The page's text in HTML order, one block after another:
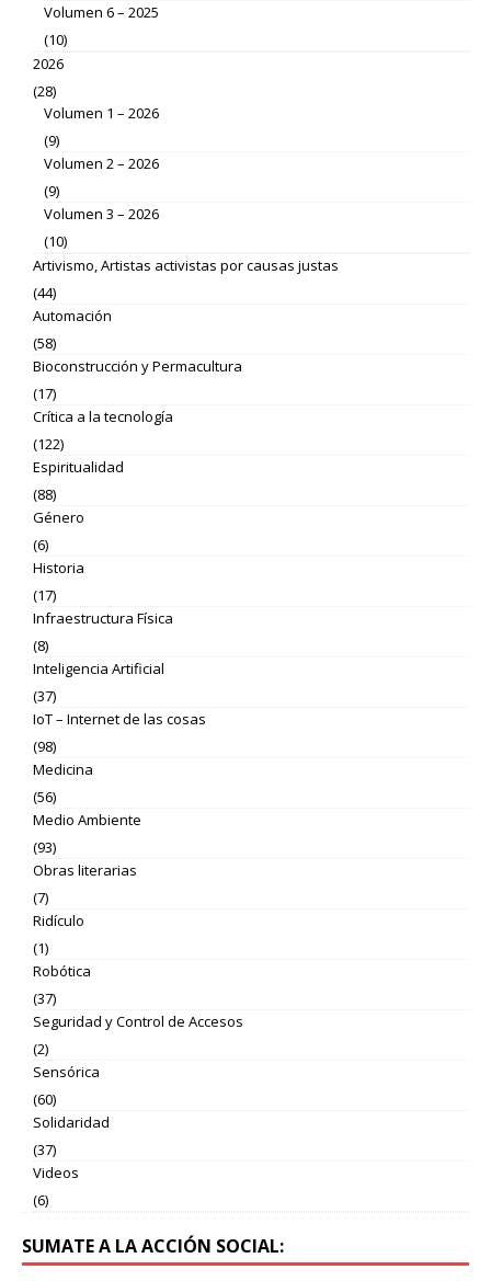
Volumen 6 – 2025
(10)
2026
(28)
Volumen 1 – 2026
(9)
Volumen 2 – 2026
(9)
Volumen 3 – 2026
(10)
Artivismo, Artistas activistas por causas justas
(44)
Automación
(58)
Bioconstrucción y Permacultura
(17)
Crítica a la tecnología
(122)
Espiritualidad
(88)
Género
(6)
Historia
(17)
Infraestructura Física
(8)
Inteligencia Artificial
(37)
IoT – Internet de las cosas
(98)
Medicina
(56)
Medio Ambiente
(93)
Obras literarias
(7)
Ridículo
(1)
Robótica
(37)
Seguridad y Control de Accesos
(2)
Sensórica
(60)
Solidaridad
(37)
Videos
(6)
SUMATE A LA ACCIÓN SOCIAL: